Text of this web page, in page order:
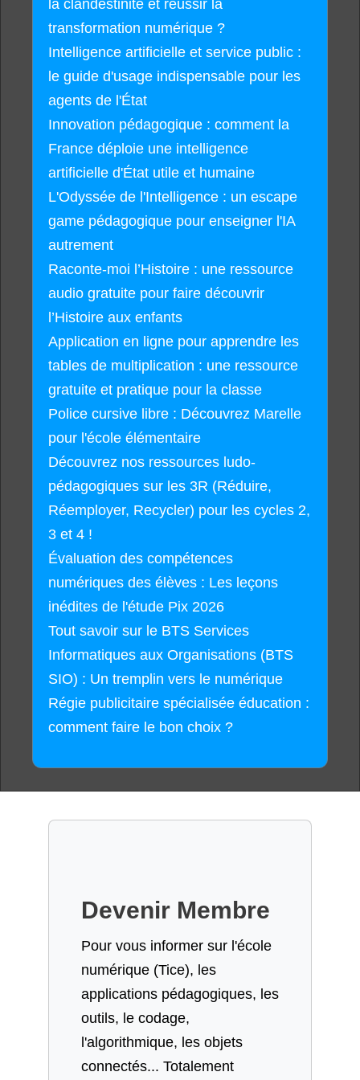
la clandestinité et réussir la
transformation numérique ?
Intelligence artificielle et service public :
le guide d'usage indispensable pour les
agents de l'État
Innovation pédagogique : comment la
France déploie une intelligence
artificielle d'État utile et humaine
L'Odyssée de l'Intelligence : un escape
game pédagogique pour enseigner l'IA
autrement
Raconte-moi l’Histoire : une ressource
audio gratuite pour faire découvrir
l’Histoire aux enfants
Application en ligne pour apprendre les
tables de multiplication : une ressource
gratuite et pratique pour la classe
Police cursive libre : Découvrez Marelle
pour l'école élémentaire
Découvrez nos ressources ludo-
pédagogiques sur les 3R (Réduire,
Réemployer, Recycler) pour les cycles 2,
3 et 4 !
Évaluation des compétences
numériques des élèves : Les leçons
inédites de l'étude Pix 2026
Tout savoir sur le BTS Services
Informatiques aux Organisations (BTS
SIO) : Un tremplin vers le numérique
Régie publicitaire spécialisée éducation :
comment faire le bon choix ?
Devenir Membre
Pour vous informer sur l'école
numérique (Tice), les
applications pédagogiques, les
outils, le codage,
l'algorithmique, les objets
connectés... Totalement